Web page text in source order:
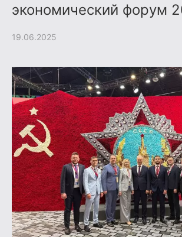
экономический форум
19.06.2025